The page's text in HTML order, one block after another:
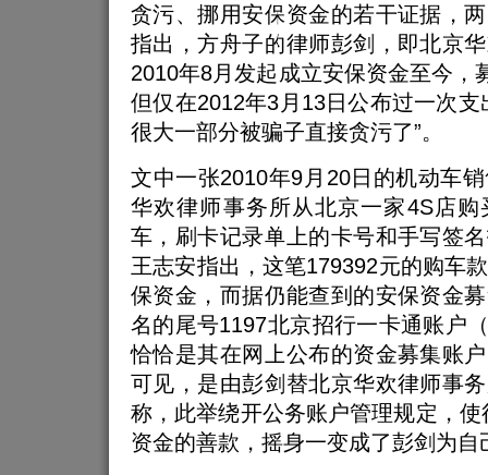
贪污、挪用安保资金的若干证据，
指出，方舟子的律师彭剑，即北京
2010年8月发起成立安保资金至今，
但仅在2012年3月13日公布过一次支
很大一部分被骗子直接贪污了”。
文中一张2010年9月20日的机动车
华欢律师事务所从北京一家4S店
车，刷卡记录单上的卡号和手写签
王志安指出，这笔179392元的购车
保资金，而据仍能查到的安保资金
名的尾号1197北京招行一卡通账户
恰恰是其在网上公布的资金募集账
可见，是由彭剑替北京华欢律师事
称，此举绕开公务账户管理规定，使
资金的善款，摇身一变成了彭剑为自